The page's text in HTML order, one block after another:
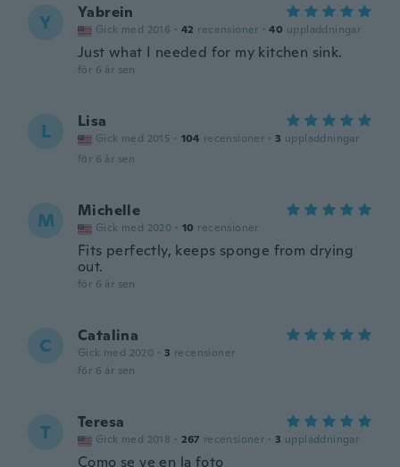
Y Yabrein
Gick med 2016 · 42 recensioner · 40 uppladdningar
Just what I needed for my kitchen sink.
för 6 år sen
L Lisa
Gick med 2015 · 104 recensioner · 3 uppladdningar
för 6 år sen
M Michelle
Gick med 2020 · 10 recensioner
Fits perfectly, keeps sponge from drying
out.
för 6 år sen
C Catalina
Gick med 2020 · 3 recensioner
för 6 år sen
T Teresa
Gick med 2018 · 267 recensioner · 3 uppladdningar
Como se ve en la foto